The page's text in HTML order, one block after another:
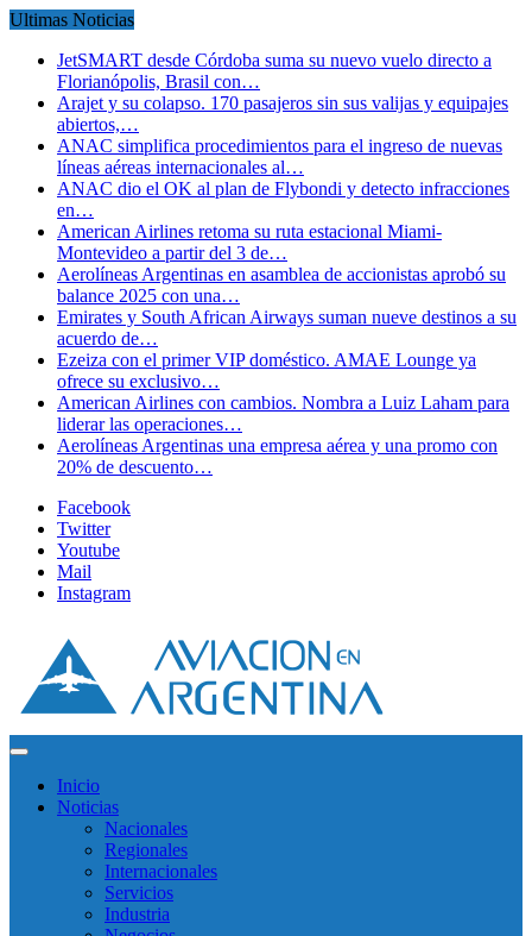
Ultimas Noticias
JetSMART desde Córdoba suma su nuevo vuelo directo a
Florianópolis, Brasil con…
Arajet y su colapso. 170 pasajeros sin sus valijas y equipajes
abiertos,…
ANAC simplifica procedimientos para el ingreso de nuevas
líneas aéreas internacionales al…
ANAC dio el OK al plan de Flybondi y detecto infracciones
en…
American Airlines retoma su ruta estacional Miami-
Montevideo a partir del 3 de…
Aerolíneas Argentinas en asamblea de accionistas aprobó su
balance 2025 con una…
Emirates y South African Airways suman nueve destinos a su
acuerdo de…
Ezeiza con el primer VIP doméstico. AMAE Lounge ya
ofrece su exclusivo…
American Airlines con cambios. Nombra a Luiz Laham para
liderar las operaciones…
Aerolíneas Argentinas una empresa aérea y una promo con
20% de descuento…
Facebook
Twitter
Youtube
Mail
Instagram
Inicio
Noticias
Nacionales
Regionales
Internacionales
Servicios
Industria